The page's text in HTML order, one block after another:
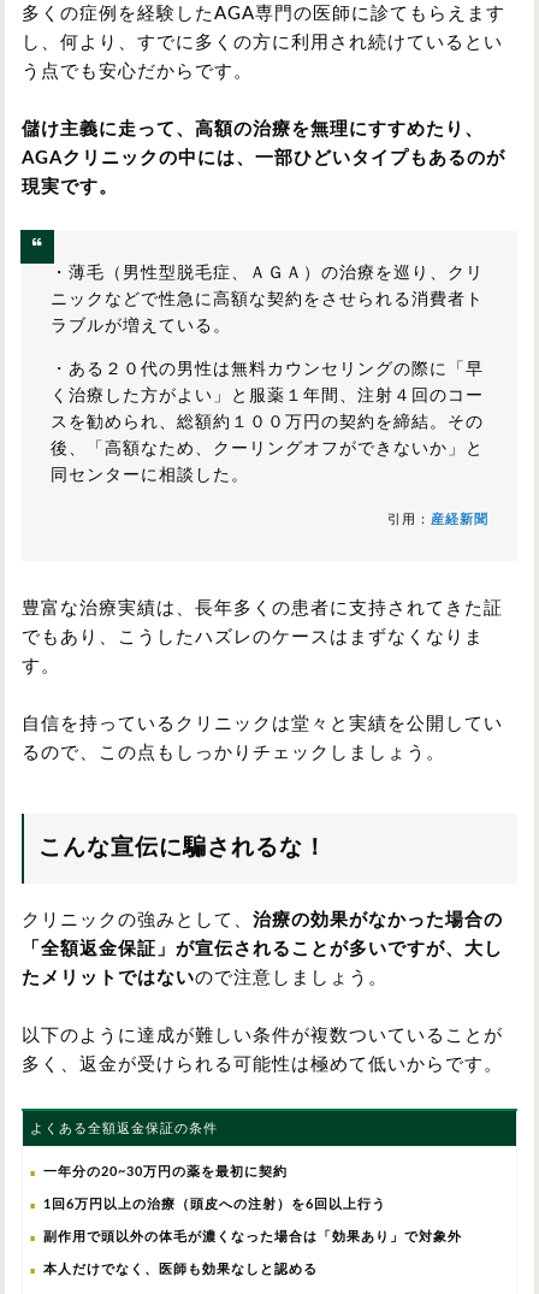
多くの症例を経験したAGA専門の医師に診てもらえます
し、何より、すでに多くの方に利用され続けているとい
う点でも安心だからです。
儲け主義に走って、高額の治療を無理にすすめたり、
AGAクリニックの中には、一部ひどいタイプもあるのが
現実です。
・薄毛（男性型脱毛症、ＡＧＡ）の治療を巡り、クリ
ニックなどで性急に高額な契約をさせられる消費者ト
ラブルが増えている。
・ある２０代の男性は無料カウンセリングの際に「早
く治療した方がよい」と服薬１年間、注射４回のコー
スを勧められ、総額約１００万円の契約を締結。その
後、「高額なため、クーリングオフができないか」と
同センターに相談した。
引用： 産経新聞
豊富な治療実績は、長年多くの患者に支持されてきた証
でもあり、こうしたハズレのケースはまずなくなりま
す。
自信を持っているクリニックは堂々と実績を公開してい
るので、この点もしっかりチェックしましょう。
こんな宣伝に騙されるな！
クリニックの強みとして、 治療の効果がなかった場合の
「全額返金保証」が宣伝されることが多いですが、大し
たメリットではないので注意しましょう。
以下のように達成が難しい条件が複数ついていることが
多く、返金が受けられる可能性は極めて低いからです。
よくある全額返金保証の条件
一年分の20~30万円の薬を最初に契約
1回6万円以上の治療（頭皮への注射）を6回以上行う
副作用で頭以外の体毛が濃くなった場合は「効果あり」で対象外
本人だけでなく、医師も効果なしと認める